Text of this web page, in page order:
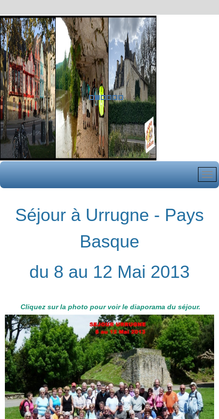
Séjour à Urrugne - Pays
Basque
du 8 au 12 Mai 2013
Cliquez sur la photo pour voir le diaporama du séjour.